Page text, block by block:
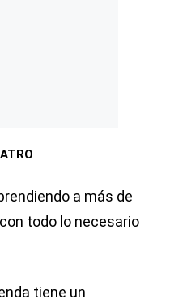
a más de
todo lo necesario
tiene un